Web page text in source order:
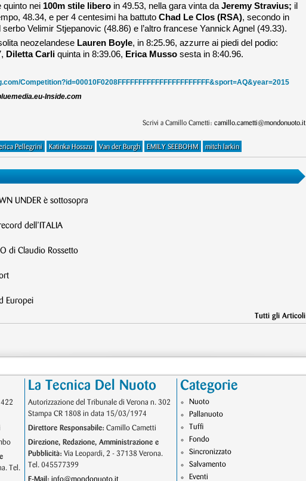
quinto nei 100m stile libero in 49.53, nella gara vinta da Jeremy Stravius; il
48.34, e per 4 centesimi ha battuto Chad Le Clos (RSA), secondo in
Velimir Stjepanovic (48.86) e l’altro francese Yannick Agnel (49.33).
neozelandese Lauren Boyle, in 8:25.96, azzurre ai piedi del podio:
Diletta Carli quinta in 8:39.06, Erica Musso sesta in 8:40.96.
Competition?id=00010F0208FFFFFFFFFFFFFFFFFFFFFF&sport=AQ&year=2015
Inside.com
Scrivi a Camillo Cametti: camillo.cametti@mondonuoto.it
Pellegrini Katinka Hosszu Van der Burgh EMILY SEEBOHM mitch larkin
UNDER è sottosopra
dell’ITALIA
di Claudio Rossetto
Europei
Tutti gli Articoli
Tel.
La Tecnica Del Nuoto
Autorizzazione del Tribunale di Verona n. 302
Stampa CR 1808 in data 15/03/1974
Direttore Responsabile: Camillo Cametti
Direzione, Redazione, Amministrazione e
Pubblicità: Via Leopardi, 2 - 37138 Verona.
Tel. 045577399
E-Mail: info@mondonuoto.it
Categorie
Nuoto
Pallanuoto
Tuffi
Fondo
Sincronizzato
Salvamento
Eventi